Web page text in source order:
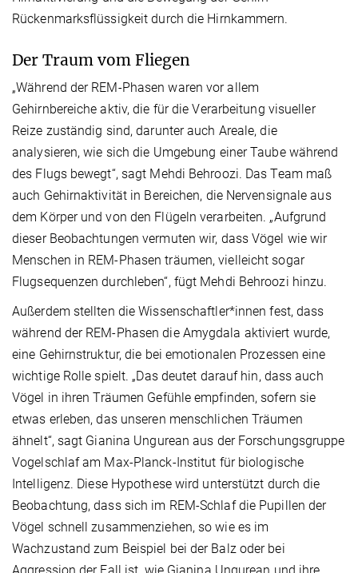
Rückenmarksflüssigkeit durch die Hirnkammern.
Der Traum vom Fliegen
„Während der REM-Phasen waren vor allem
Gehirnbereiche aktiv, die für die Verarbeitung visueller
Reize zuständig sind, darunter auch Areale, die
analysieren, wie sich die Umgebung einer Taube während
des Flugs bewegt“, sagt Mehdi Behroozi. Das Team maß
auch Gehirnaktivität in Bereichen, die Nervensignale aus
dem Körper und von den Flügeln verarbeiten. „Aufgrund
dieser Beobachtungen vermuten wir, dass Vögel wie wir
Menschen in REM-Phasen träumen, vielleicht sogar
Flugsequenzen durchleben“, fügt Mehdi Behroozi hinzu.
Außerdem stellten die Wissenschaftler*innen fest, dass
während der REM-Phasen die Amygdala aktiviert wurde,
eine Gehirnstruktur, die bei emotionalen Prozessen eine
wichtige Rolle spielt. „Das deutet darauf hin, dass auch
Vögel in ihren Träumen Gefühle empfinden, sofern sie
etwas erleben, das unseren menschlichen Träumen
ähnelt“, sagt Gianina Ungurean aus der Forschungsgruppe
Vogelschlaf am Max-Planck-Institut für biologische
Intelligenz. Diese Hypothese wird unterstützt durch die
Beobachtung, dass sich im REM-Schlaf die Pupillen der
Vögel schnell zusammenziehen, so wie es im
Wachzustand zum Beispiel bei der Balz oder bei